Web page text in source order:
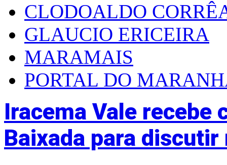
CLODOALDO
GLAUCIO ERICEIRA
MARAMAIS
PORTAL DO
Iracema Vale recebe
Baixada para